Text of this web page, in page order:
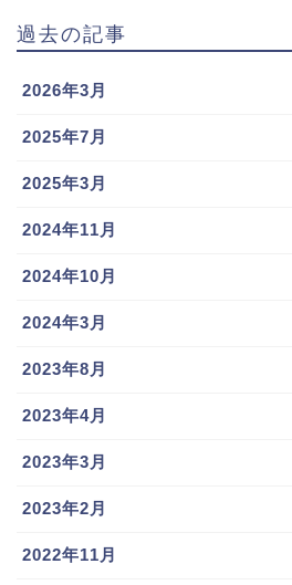
過去の記事
2026年3月
2025年7月
2025年3月
2024年11月
2024年10月
2024年3月
2023年8月
2023年4月
2023年3月
2023年2月
2022年11月